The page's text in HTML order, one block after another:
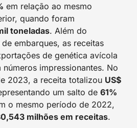
em relação ao mesmo
quando foram
toneladas. Além do
embarques, as receitas
de genética avícola
impressionantes. No
2023, a receita totalizou US$
um salto de 61%
o mesmo período de 2022,
milhões em receitas.